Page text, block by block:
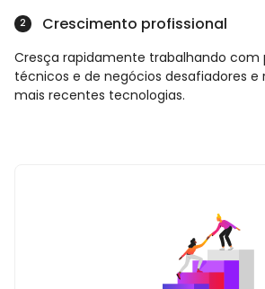
2 Crescimento profissional
Cresça rapidamente trabalhando com
técnicos e de negócios desafiadores e
mais recentes tecnologias.